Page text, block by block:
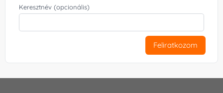
Keresztnév (opcionális)
Feliratkozom